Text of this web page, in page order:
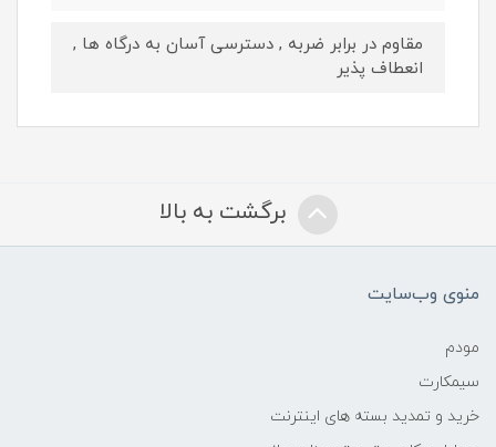
مقاوم در برابر ضربه , دسترسی آسان به درگاه ها ,
انعطاف پذیر
برگشت به بالا
منوی وب‌سایت
مودم
سیمکارت
خرید و تمدید بسته های اینترنت